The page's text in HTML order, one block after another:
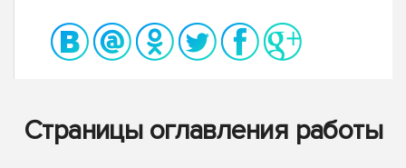
Страницы оглавления работы